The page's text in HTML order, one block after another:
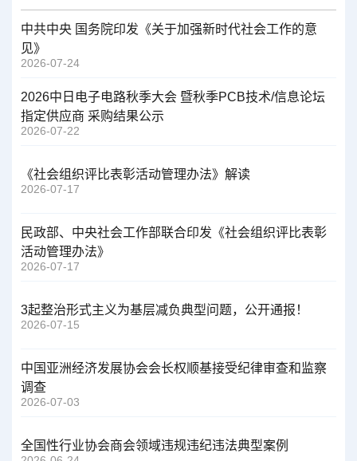
中共中央 国务院印发《关于加强新时代社会工作的意
见》
2026-07-24
2026中日电子电路秋季大会 暨秋季PCB技术/信息论坛
指定供应商 采购结果公示
2026-07-22
《社会组织评比表彰活动管理办法》解读
2026-07-17
民政部、中央社会工作部联合印发《社会组织评比表彰
活动管理办法》
2026-07-17
3起整治形式主义为基层减负典型问题，公开通报！
2026-07-15
中国亚洲经济发展协会会长权顺基接受纪律审查和监察
调查
2026-07-03
全国性行业协会商会领域违规违纪违法典型案例